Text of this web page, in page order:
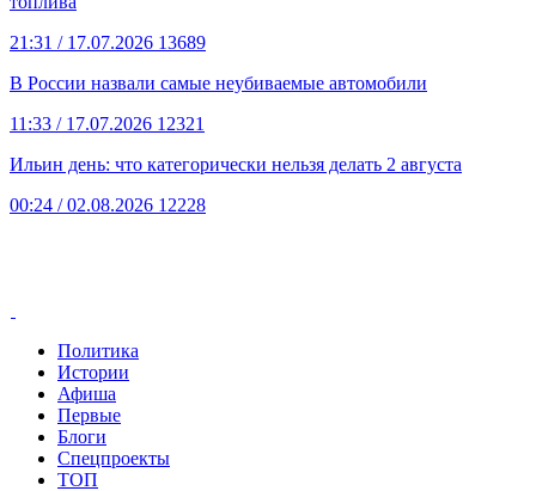
21:31 / 17.07.2026 13689
В России назвали самые неубиваемые автомобили
11:33 / 17.07.2026 12321
Ильин день: что категорически нельзя делать 2 августа
00:24 / 02.08.2026 12228
Политика
Истории
Афиша
Первые
Блоги
Спецпроекты
ТОП